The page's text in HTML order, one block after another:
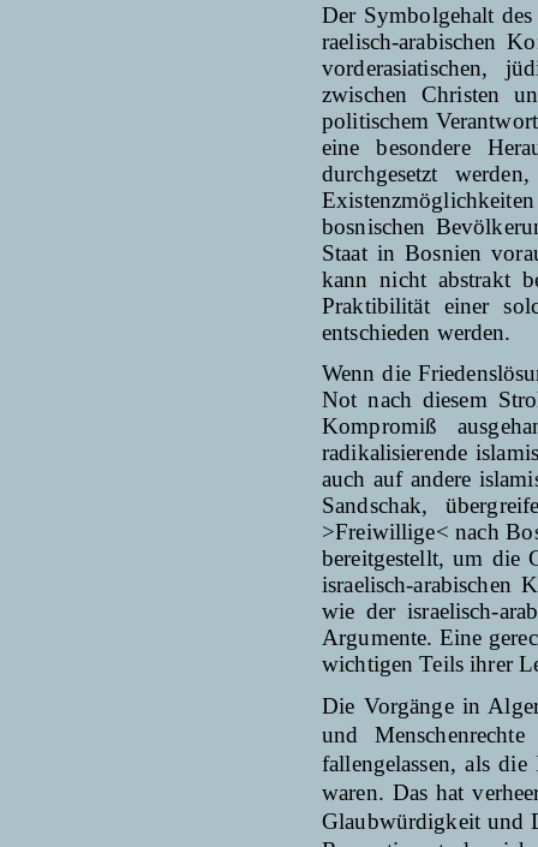
Der Symbolgehalt
raelisch-arabischen
vorderasiatischen,
zwischen Christen
politischem
eine besondere
durchgesetzt
bosnischen
Staat in Bosnien
kann nicht abstrakt
Praktibilität einer
entschieden werden.
Wenn die
Not nach diesem
Kompromiß
radikalisierende
auch auf andere
Sandschak,
>Freiwillige< nach
bereitgestellt, um die
israelisch-arabischen
wie der israelisch-
Argumente. Eine
wichtigen Teils ihrer
Die Vorgänge in
und
fallengelassen, als
waren. Das hat
Glaubwürdigkeit und